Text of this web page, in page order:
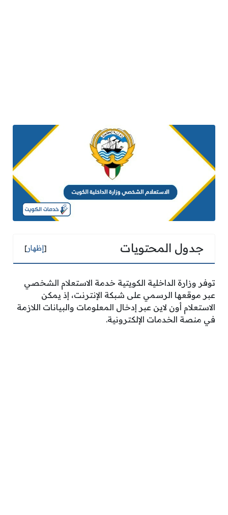
جدول المحتويات [إظهار]
توفر وزارة الداخلية الكويتية خدمة الاستعلام الشخصي
عبر موقعها الرسمي على شبكة الإنترنت، إذ يمكن
الاستعلام أون لاين عبر إدخال المعلومات والبيانات اللازمة
في منصة الخدمات الإلكترونية.